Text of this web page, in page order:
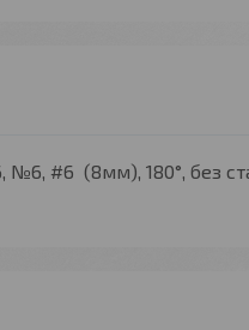
#6 (8мм), 180°, без